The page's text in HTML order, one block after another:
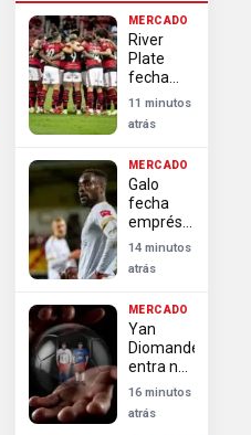
MERCADO
River
Plate
fecha
com
Almada
e frustra
no
mercado
11 minutos
atrás
MERCADO
Galo
fecha
empréstimo
de
volante
colombiano
passagem
por Copa
do
Mundo
14 minutos
atrás
MERCADO
Yan
Diomande
entra no
top 10 de
transferências
mais
16 minutos
atrás